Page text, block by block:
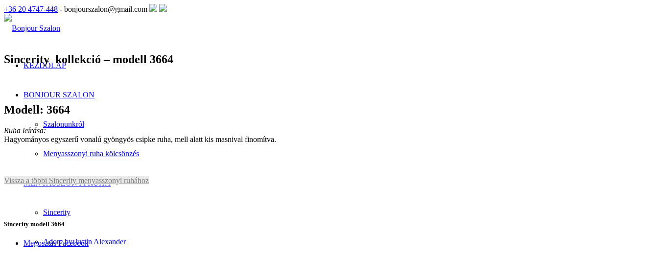
+36 20 4747-448 - bonjourszalon@gmail.com
KEZDŐLAP
BONJOUR SZALON
Szalonunkról
Menyasszonyi ruha kölcsönzés
MENYASSZONYI RUHA
Sincerity
Adore by Justin Alexander
Sincerity kollekció – modell 3664
Modell: 3664
Ruha leírása:
Hagyományos egyszerű vonalú gyöngyös csipke ruha, mell alatt kis masnival finomítva.
Vissza a többi Sincerity menyasszonyi ruhához
Sincerity modell 3664
Megosztás Facebook